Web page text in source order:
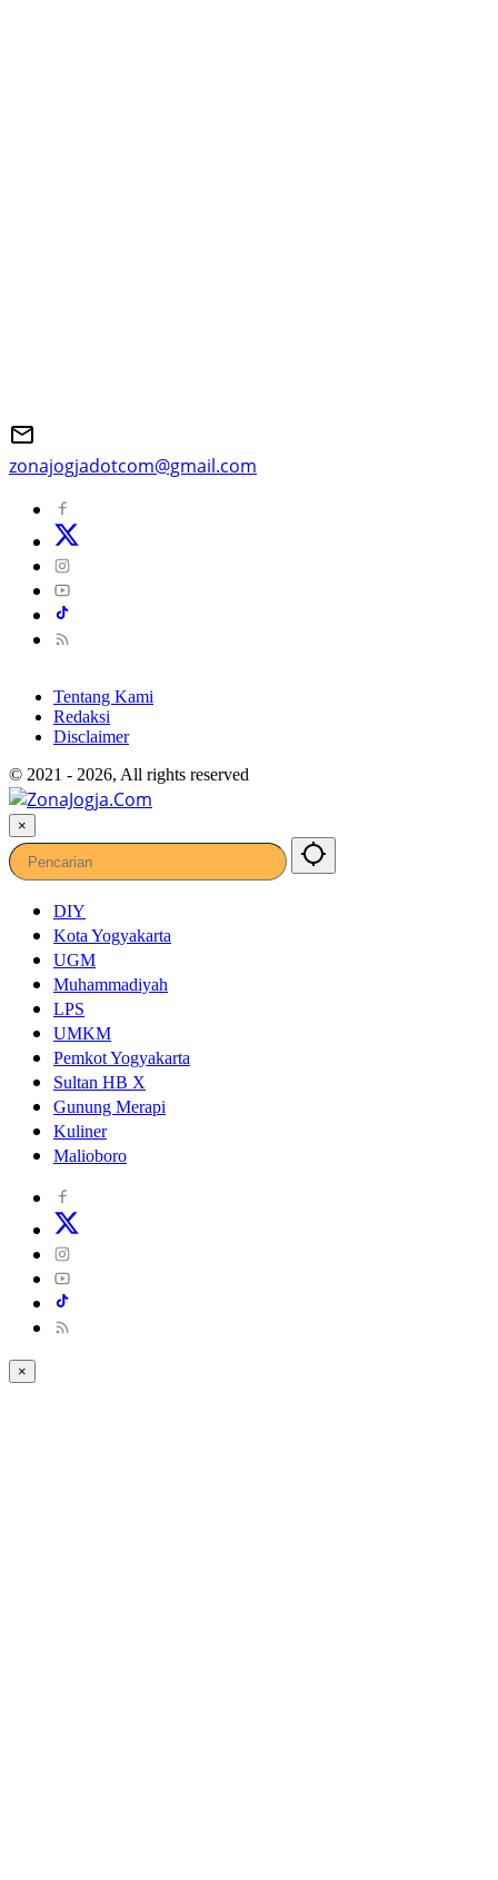
zonajogjadotcom@gmail.com
Tentang Kami
Redaksi
Disclaimer
© 2021 - 2026, All rights reserved
×
DIY
Kota Yogyakarta
UGM
Muhammadiyah
LPS
UMKM
Pemkot Yogyakarta
Sultan HB X
Gunung Merapi
Kuliner
Malioboro
×